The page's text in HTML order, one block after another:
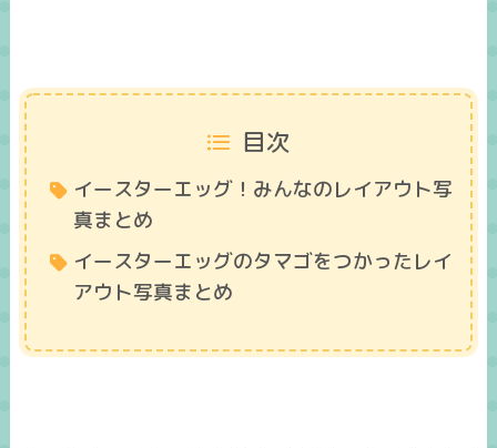
目次
イースターエッグ！みんなのレイアウト写
真まとめ
イースターエッグのタマゴをつかったレイ
アウト写真まとめ